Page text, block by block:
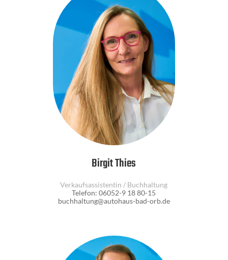
Birgit Thies
Verkaufsassistentin / Buchhaltung
Telefon: 06052-9 18 80-15
buchhaltung@autohaus-bad-orb.de